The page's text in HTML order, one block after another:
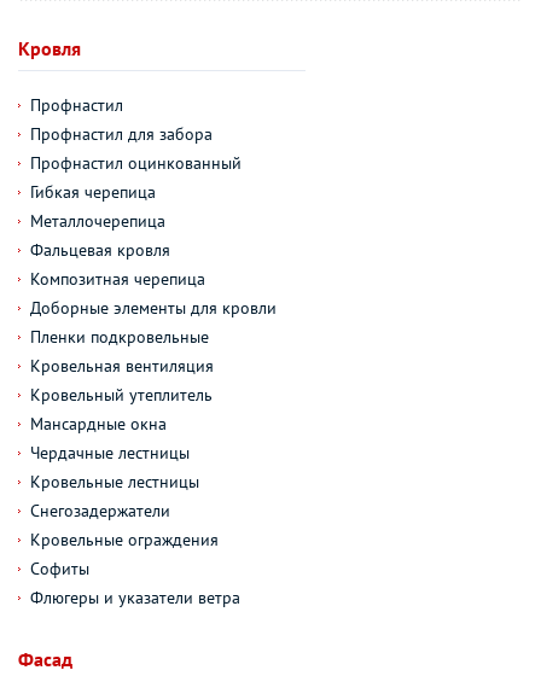
Кровля
Профнастил
Профнастил для забора
Профнастил оцинкованный
Гибкая черепица
Металлочерепица
Фальцевая кровля
Композитная черепица
Доборные элементы для кровли
Пленки подкровельные
Кровельная вентиляция
Кровельный утеплитель
Мансардные окна
Чердачные лестницы
Кровельные лестницы
Снегозадержатели
Кровельные ограждения
Софиты
Флюгеры и указатели ветра
Фасад